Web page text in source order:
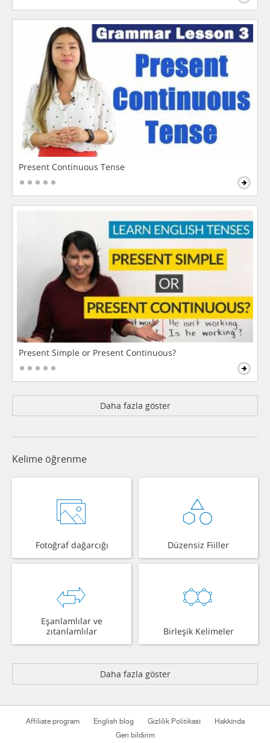
Present Continuous Tense
Present Simple or Present Continuous?
Daha fazla göster
Kelime öğrenme
Fotoğraf dağarcığı Düzensiz Fiiller
Eşanlamlılar ve
zıtanlamlılar
Birleşik Kelimeler
Daha fazla göster
Affiliate program English blog Gizlilik Politikası
Hakkında
Geri bildirim